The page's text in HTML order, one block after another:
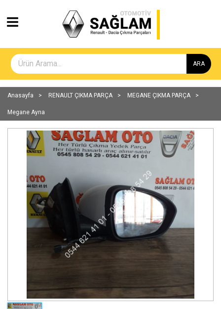
ARA
Anasayfa RENAULT ÇIKMA PARÇA MEGANE ÇIKMA PARÇA
Megane Ayna